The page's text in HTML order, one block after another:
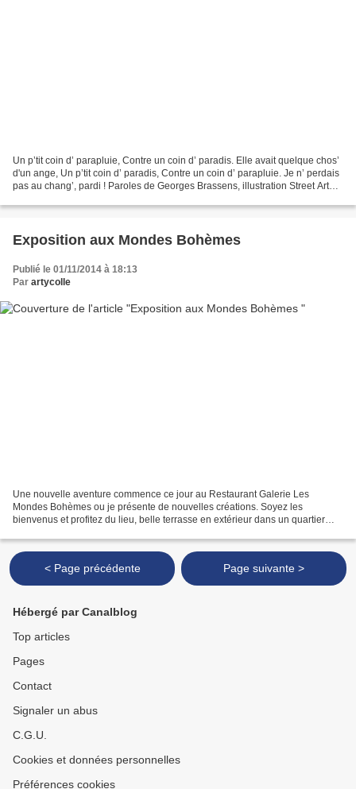
Un p’tit coin d’ parapluie, Contre un coin d’ paradis. Elle avait quelque chos’
d'un ange, Un p’tit coin d’ paradis, Contre un coin d’ parapluie. Je n’ perdais
pas au chang’, pardi ! Paroles de Georges Brassens, illustration Street Art
Exposition aux Mondes Bohèmes
Publié le 01/11/2014 à 18:13
Par artycolle
Une nouvelle aventure commence ce jour au Restaurant Galerie Les
Mondes Bohèmes ou je présente de nouvelles créations. Soyez les
bienvenus et profitez du lieu, belle terrasse en extérieur dans un quartier
< Page précédente Page suivante >
Hébergé par Canalblog
Top articles
Pages
Contact
Signaler un abus
C.G.U.
Cookies et données personnelles
Préférences cookies